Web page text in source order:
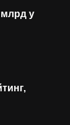
млрд у